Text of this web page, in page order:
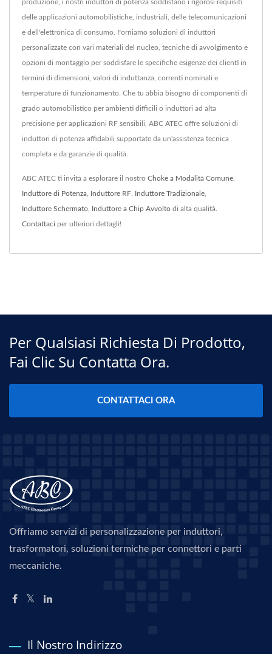
produzione, i nostri induttori di potenza soddisfano i rigorosi requisiti
delle applicazioni automobilistiche, industriali, delle telecomunicazioni
e dell'elettronica di consumo. Forniamo soluzioni di induttori
personalizzate con vari materiali del nucleo, tecniche di avvolgimento e
opzioni di montaggio per soddisfare le specifiche esigenze dei clienti in
termini di dimensioni, valori di induttanza, correnti nominali e
temperature di funzionamento. Che tu abbia bisogno di componenti di
grado automobilistico per ambienti difficili o induttori ad alta
precisione per applicazioni RF sensibili, ABC ATEC offre soluzioni di
induttori di potenza affidabili supportate da un'assistenza tecnica
completa e da garanzie di qualità.
ABC ATEC ti invita a esplorare il nostro Choke a Modalità Comune
Induttore di Potenza Induttore RF Induttore Tradizionale
Induttore Schermato Induttore a Chip Avvolto di alta qualità.
Contattaci per ulteriori dettagli!
Per Qualsiasi Richiesta Di Prodotto,
Fai Clic Su Contatta Ora.
CONTATTACI ORA
Offriamo servizi di personalizzazione per induttori,
trasformatori, soluzioni termiche per connettori e parti
meccaniche.
Il Nostro Indirizzo